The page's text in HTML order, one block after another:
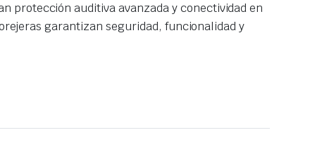
protección auditiva avanzada y conectividad en
garantizan seguridad, funcionalidad y